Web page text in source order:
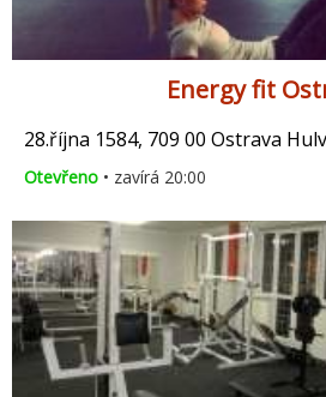
Energy fit
28.října 1584, 709 00 Ostrava
Otevřeno • zavírá 20:00